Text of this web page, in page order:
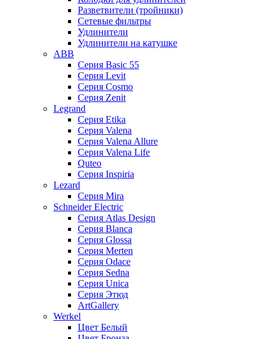
Разветвители (тройники)
Сетевые фильтры
Удлинители
Удлинители на катушке
ABB
Серия Basic 55
Серия Levit
Серия Cosmo
Серия Zenit
Legrand
Серия Etika
Серия Valena
Серия Valena Allure
Серия Valena Life
Quteo
Серия Inspiria
Lezard
Серия Mira
Schneider Electric
Серия Atlas Design
Серия Blanca
Серия Glossa
Серия Merten
Серия Odace
Серия Sedna
Серия Unica
Серия Этюд
ArtGallery
Werkel
Цвет Белый